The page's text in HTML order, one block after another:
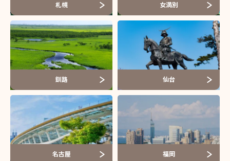
札幌 女満別
釧路 仙台
名古屋 福岡